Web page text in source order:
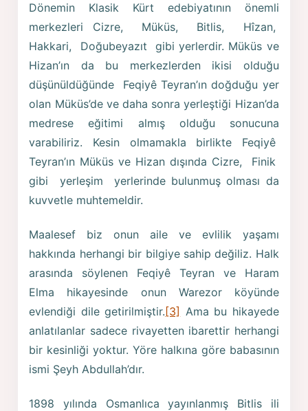
Dönemin Klasik Kürt edebiyatının önemli
merkezleri Cizre, Müküs, Bitlis, Hîzan,
Hakkari, Doğubeyazıt gibi yerlerdir. Müküs ve
Hizan’ın da bu merkezlerden ikisi olduğu
düşünüldüğünde Feqiyê Teyran’ın doğduğu yer
olan Müküs’de ve daha sonra yerleştiği Hizan’da
medrese eğitimi almış olduğu sonucuna
varabiliriz. Kesin olmamakla birlikte Feqiyê
Teyran’ın Müküs ve Hizan dışında Cizre, Finik
gibi yerleşim yerlerinde bulunmuş olması da
kuvvetle muhtemeldir.
Maalesef biz onun aile ve evlilik yaşamı
hakkında herhangi bir bilgiye sahip değiliz. Halk
arasında söylenen Feqiyê Teyran ve Haram
Elma hikayesinde onun Warezor köyünde
evlendiği dile getirilmiştir. [3] Ama bu hikayede
anlatılanlar sadece rivayetten ibarettir herhangi
bir kesinliği yoktur. Yöre halkına göre babasının
ismi Şeyh Abdullah’dır.
1898 yılında Osmanlıca yayınlanmış Bitlis ili